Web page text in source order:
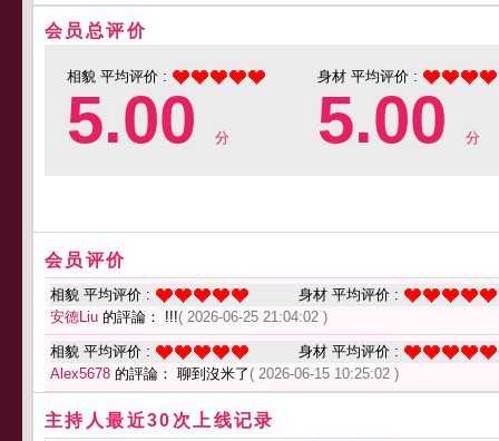
会员总评价
相貌 平均评价 :
5.00 分
身材 平均评价 :
5.00 分
会员评价
相貌 平均评价 :
身材 平均评价 :
安德Liu 的評論： !!!( 2026-06-25 21:04:02 )
相貌 平均评价 :
身材 平均评价 :
Alex5678 的評論： 聊到沒米了 ( 2026-06-15 10:25:02 )
主持人最近30次上线记录